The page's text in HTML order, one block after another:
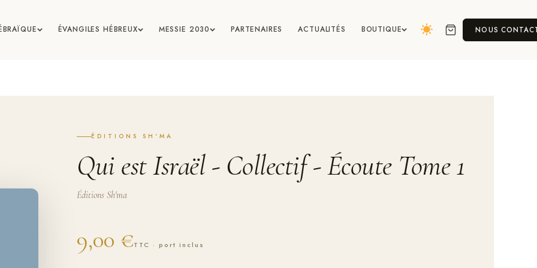
ÉVANGILES HÉBREUX MESSIE 2030 PARTENAIRES ACTUALITÉS BOUTIQUE NOUS
ÉDITIONS SH'MA
Qui est Israël - Collectif - Écoute Tome 1
Éditions Sh'ma
9,00 €TTC · port inclus